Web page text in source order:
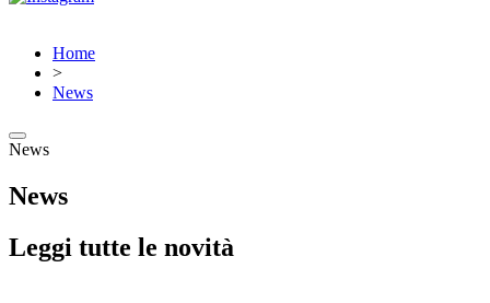
Home
>
News
News
News
Leggi tutte le novità